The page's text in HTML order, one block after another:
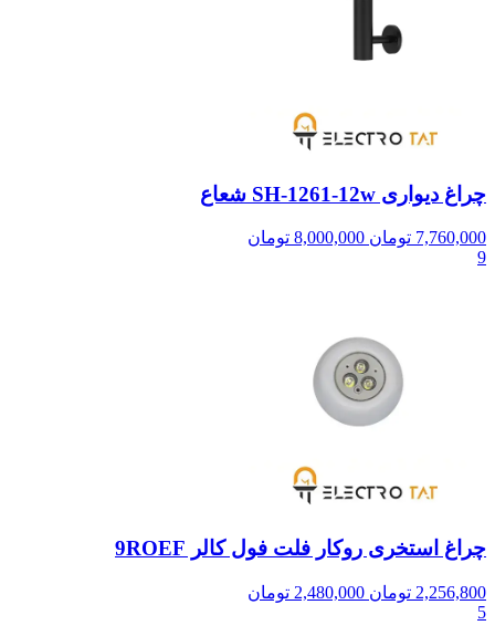
چراغ دیواری SH-1261-12w شعاع
7,760,000 تومان 8,000,000 تومان
9
چراغ استخری روکار فلت فول کالر 9ROEF
2,256,800 تومان 2,480,000 تومان
5